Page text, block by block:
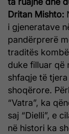
Dritan Mishto:
i gjeneratave
pandërprerë
traditës
duke filluar që
shfaqje të
shoqërore.
“Vatra”, ka
saj “Dielli”, e
në histori ka